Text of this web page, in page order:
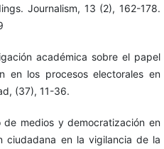
Journalism, 13 (2), 162-178.
académica sobre el papel
en los procesos electorales en
(37), 11-36.
medios y democratización en
ciudadana en la vigilancia de la